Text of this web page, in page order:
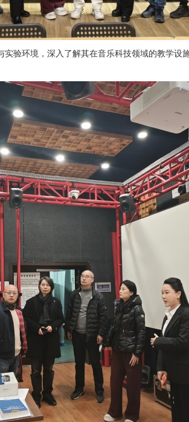
验环境，深入了解其在音乐科技领域的教学设